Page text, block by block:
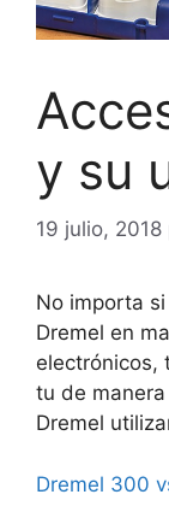
y su
19 julio, 2018
No importa
Dremel en
electrónicos,
tu de
Dremel
Dremel 300